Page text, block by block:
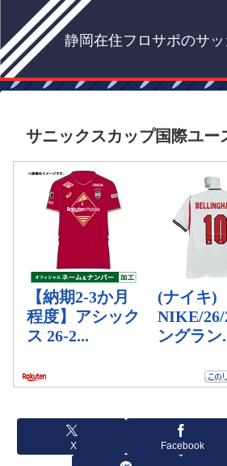
静岡在住フロサポのサ
サニックスカップ国際ユ
X Facebook